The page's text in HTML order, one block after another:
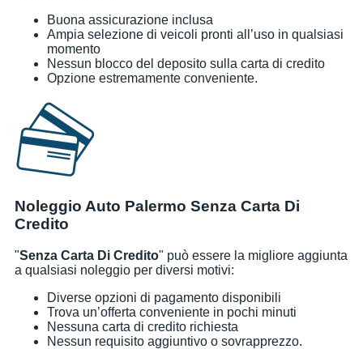
Buona assicurazione inclusa
Ampia selezione di veicoli pronti all’uso in qualsiasi
momento
Nessun blocco del deposito sulla carta di credito
Opzione estremamente conveniente.
Noleggio Auto Palermo Senza Carta Di
Credito
"Senza Carta Di Credito" può essere la migliore aggiunta
a qualsiasi noleggio per diversi motivi:
Diverse opzioni di pagamento disponibili
Trova un’offerta conveniente in pochi minuti
Nessuna carta di credito richiesta
Nessun requisito aggiuntivo o sovrapprezzo.